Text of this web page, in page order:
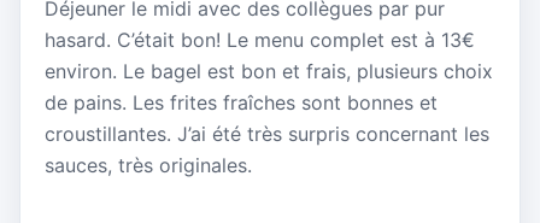
Déjeuner le midi avec des collègues par pur
hasard. C’était bon! Le menu complet est à 13€
environ. Le bagel est bon et frais, plusieurs choix
de pains. Les frites fraîches sont bonnes et
croustillantes. J’ai été très surpris concernant les
sauces, très originales.